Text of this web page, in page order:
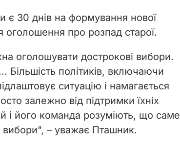
є 30 днів на формування нової
оголошення про розпад старої.
оголошувати дострокові вибори.
Більшість політиків, включаючи
ситуацію і намагається
залежно від підтримки їхніх
і його команда розуміють, що саме
вибори", – уважає Пташник.